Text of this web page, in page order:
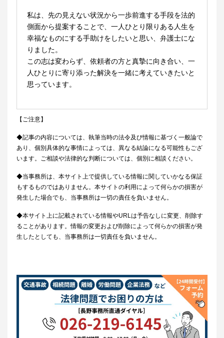
私は、先の見えない状況から一歩前進する手段を法的
側面から提案することで、一人ひとり限りある人生を
幸福なものにする手助けをしたいと思い、弁護士にな
りました。
この志は変わらず、依頼者の方と真摯に向き合い、一
人ひとりに寄り添った解決を一緒に考えていきたいと
思っています。
【ご注意】
◆記事の内容については、執筆当時の法令及び情報に基づく一般論で
あり、個別具体的な事情によっては、異なる結論になる可能性もござ
います。ご相談や法律的な判断については、個別に相談ください。
◆当事務所は、本サイト上で提供している情報に関していかなる保証
もするものではありません。本サイトの利用によって何らかの損害が
発生した場合でも、当事務所は一切の責任を負いません。
◆本サイト上に記載されている情報やURLは予告なしに変更、削除す
ることがあります。情報の変更および削除によって何らかの損害が発
生したとしても、当事務所は一切責任を負いません。